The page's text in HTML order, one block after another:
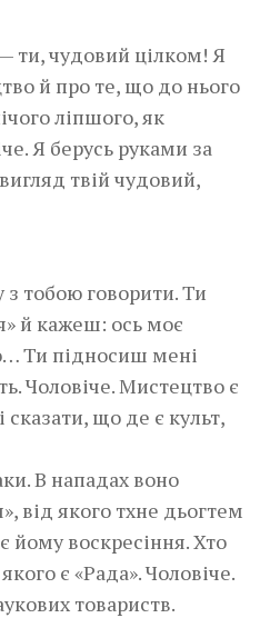
ти, чудовий цілком! Я
й про те, що до нього
ліпшого, як
Я берусь руками за
твій чудовий,
тобою говорити. Ти
й кажеш: ось моє
Ти підносиш мені
Чоловіче. Мистецтво є
сказати, що де є культ,
В нападах воно
від якого тхне дьогтем
йому воскресіння. Хто
є «Рада». Чоловіче.
товариств.